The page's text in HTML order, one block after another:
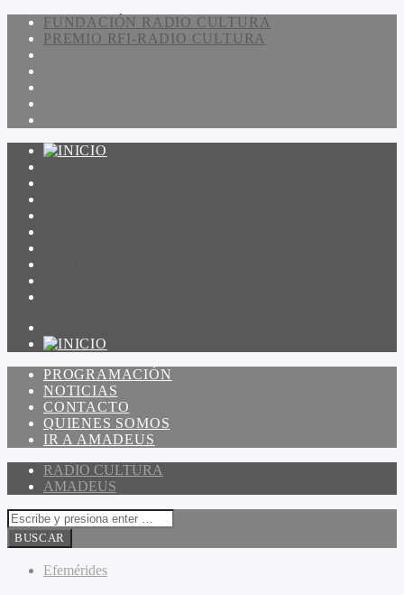
FUNDACIÓN RADIO CULTURA
PREMIO RFI-RADIO CULTURA
PROGRAMACIÓN
NOTICIAS
CONTACTO
QUIENES SOMOS
IR A AMADEUS
RADIO CULTURA
AMADEUS
Efemérides